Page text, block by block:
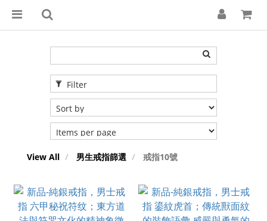
Filter
View All 男生戒指篩選 戒指10號